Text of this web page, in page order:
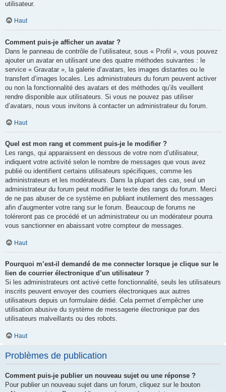
utilisateur.
Haut
Comment puis-je afficher un avatar ?
Dans le panneau de contrôle de l’utilisateur, sous « Profil », vous pouvez
ajouter un avatar en utilisant une des quatre méthodes suivantes : le
service « Gravatar », la galerie d’avatars, les images distantes ou le
transfert d’images locales. Les administrateurs du forum peuvent activer
ou non la fonctionnalité des avatars et des méthodes qu’ils veuillent
rendre disponible aux utilisateurs. Si vous ne pouvez pas utiliser
d’avatars, nous vous invitons à contacter un administrateur du forum.
Haut
Quel est mon rang et comment puis-je le modifier ?
Les rangs, qui apparaissent en dessous de votre nom d’utilisateur,
indiquent votre activité selon le nombre de messages que vous avez
publié ou identifient certains utilisateurs spécifiques, comme les
administrateurs et les modérateurs. Dans la plupart des cas, seul un
administrateur du forum peut modifier le texte des rangs du forum. Merci
de ne pas abuser de ce système en publiant inutilement des messages
afin d’augmenter votre rang sur le forum. Beaucoup de forums ne
toléreront pas ce procédé et un administrateur ou un modérateur pourra
vous sanctionner en abaissant votre compteur de messages.
Haut
Pourquoi m’est-il demandé de me connecter lorsque je clique sur le
lien de courrier électronique d’un utilisateur ?
Si les administrateurs ont activé cette fonctionnalité, seuls les utilisateurs
inscrits peuvent envoyer des courriers électroniques aux autres
utilisateurs depuis un formulaire dédié. Cela permet d’empêcher une
utilisation abusive du système de messagerie électronique par des
utilisateurs malveillants ou des robots.
Haut
Problèmes de publication
Comment puis-je publier un nouveau sujet ou une réponse ?
Pour publier un nouveau sujet dans un forum, cliquez sur le bouton